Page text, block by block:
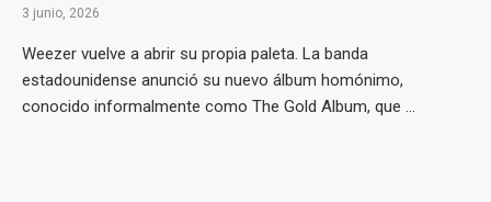
3 junio, 2026
Weezer vuelve a abrir su propia paleta. La banda
estadounidense anunció su nuevo álbum homónimo,
conocido informalmente como The Gold Album, que ...